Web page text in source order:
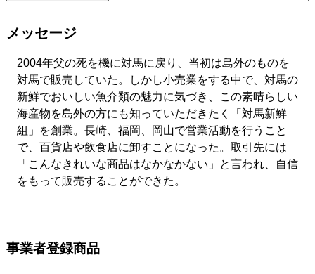
メッセージ
2004年父の死を機に対馬に戻り、当初は島外のものを
対馬で販売していた。しかし小売業をする中で、対馬の
新鮮でおいしい魚介類の魅力に気づき、この素晴らしい
海産物を島外の方にも知っていただきたく「対馬新鮮
組」を創業。長崎、福岡、岡山で営業活動を行うこと
で、百貨店や飲食店に卸すことになった。取引先には
「こんなきれいな商品はなかなかない」と言われ、自信
をもって販売することができた。
事業者登録商品